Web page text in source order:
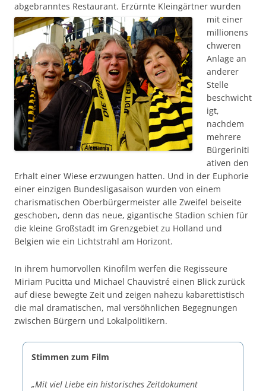
abgebranntes Restaurant. Erzürnte Kleingärtner wurden
mit einer
millionens
chweren
Anlage an
anderer
Stelle
beschwicht
igt,
nachdem
mehrere
Bürgeriniti
ativen den
Erhalt einer Wiese erzwungen hatten. Und in der Euphorie
einer einzigen Bundesligasaison wurden von einem
charismatischen Oberbürgermeister alle Zweifel beiseite
geschoben, denn das neue, gigantische Stadion schien für
die kleine Großstadt im Grenzgebiet zu Holland und
Belgien wie ein Lichtstrahl am Horizont.
In ihrem humorvollen Kinofilm werfen die Regisseure
Miriam Pucitta und Michael Chauvistré einen Blick zurück
auf diese bewegte Zeit und zeigen nahezu kabarettistisch
die mal dramatischen, mal versöhnlichen Begegnungen
zwischen Bürgern und Lokalpolitikern.
Stimmen zum Film
„Mit viel Liebe ein historisches Zeitdokument